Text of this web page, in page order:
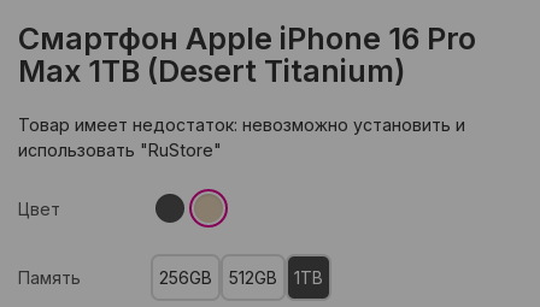
Смартфон Apple iPhone 16 Pro
Max 1TB (Desert Titanium)
Товар имеет недостаток: невозможно установить и
использовать "RuStore"
Цвет
Память 256GB 512GB 1TB